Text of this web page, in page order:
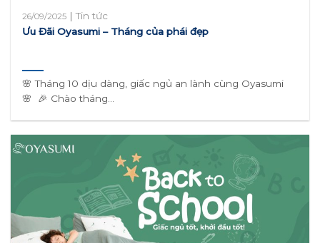
26/09/2025 |Tin tức
Ưu Đãi Oyasumi – Tháng của phái đẹp
🌸 Tháng 10 dịu dàng, giấc ngủ an lành cùng Oyasumi
🌸 🎉 Chào tháng...